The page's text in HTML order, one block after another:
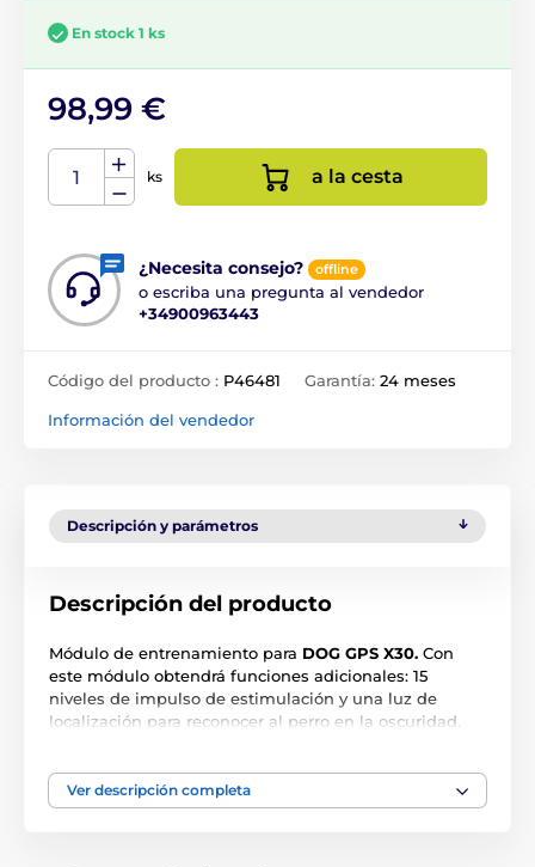
En stock 1 ks
98,99 €
ks a la cesta
¿Necesita consejo? offline
o escriba una pregunta al vendedor
+34900963443
Código del producto : P46481 Garantía: 24 meses
Información del vendedor
Descripción y parámetros
Descripción del producto
Módulo de entrenamiento para DOG GPS X30. Con
este módulo obtendrá funciones adicionales: 15
niveles de impulso de estimulación y una luz de
localización para reconocer al perro en la oscuridad.
previo aviso. Las imágenes tienen únicamente
carácter ilustrativo.
Ver descripción completa